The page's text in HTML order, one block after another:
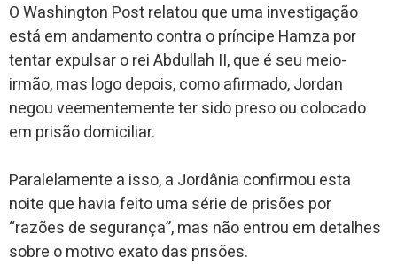
O Washington Post relatou que uma investigação
está em andamento contra o príncipe Hamza por
tentar expulsar o rei Abdullah II, que é seu meio-
irmão, mas logo depois, como afirmado, Jordan
negou veementemente ter sido preso ou colocado
em prisão domiciliar.
Paralelamente a isso, a Jordânia confirmou esta
noite que havia feito uma série de prisões por
“razões de segurança”, mas não entrou em detalhes
sobre o motivo exato das prisões.